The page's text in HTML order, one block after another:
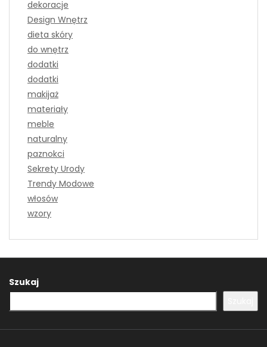
dekoracje
Design Wnętrz
dieta skóry
do wnętrz
dodatki
dodatki
makijaż
materiały
meble
naturalny
paznokci
Sekrety Urody
Trendy Modowe
włosów
wzory
Szukaj